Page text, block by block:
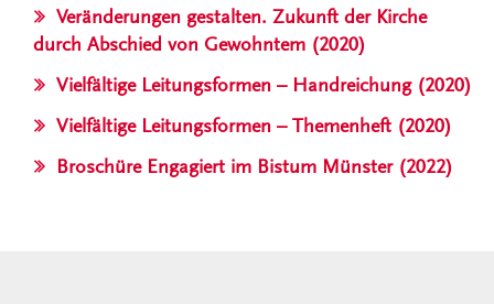
Veränderungen gestalten. Zukunft der Kirche
durch Abschied von Gewohntem (2020)
Vielfältige Leitungsformen – Handreichung (2020)
Vielfältige Leitungsformen – Themenheft (2020)
Broschüre Engagiert im Bistum Münster (2022)